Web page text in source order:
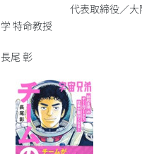
代表取締役／大阪
学 特命教授
長尾 彰